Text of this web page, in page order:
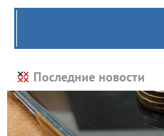
Последние новости